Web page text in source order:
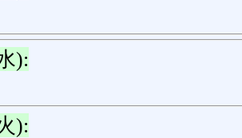
):
):